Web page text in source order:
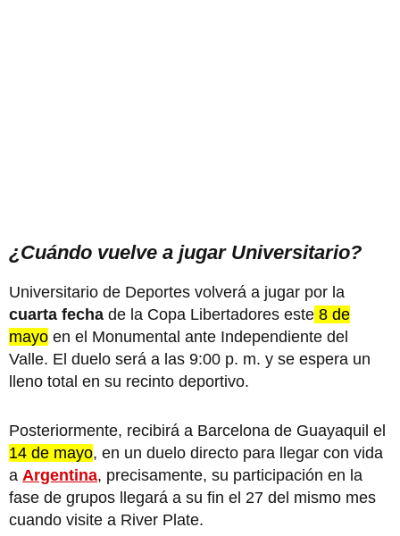
¿Cuándo vuelve a jugar Universitario?
Universitario de Deportes volverá a jugar por la
cuarta fecha de la Copa Libertadores este 8 de
mayo en el Monumental ante Independiente del
Valle. El duelo será a las 9:00 p. m. y se espera un
lleno total en su recinto deportivo.
Posteriormente, recibirá a Barcelona de Guayaquil el
14 de mayo, en un duelo directo para llegar con vida
a Argentina, precisamente, su participación en la
fase de grupos llegará a su fin el 27 del mismo mes
cuando visite a River Plate.